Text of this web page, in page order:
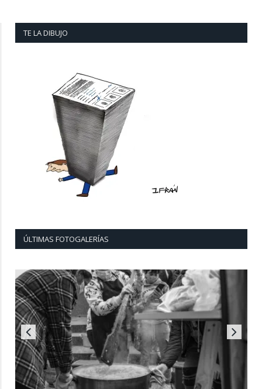
TE LA DIBUJO
ÚLTIMAS FOTOGALERÍAS